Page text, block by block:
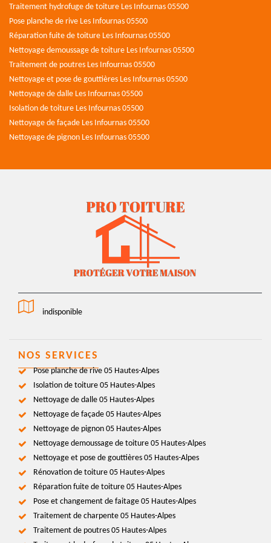
Traitement hydrofuge de toiture Les Infournas 05500
Pose planche de rive Les Infournas 05500
Réparation fuite de toiture Les Infournas 05500
Nettoyage demoussage de toiture Les Infournas 05500
Traitement de poutres Les Infournas 05500
Nettoyage et pose de gouttières Les Infournas 05500
Nettoyage de dalle Les Infournas 05500
Isolation de toiture Les Infournas 05500
Nettoyage de façade Les Infournas 05500
Nettoyage de pignon Les Infournas 05500
indisponible
NOS SERVICES
Pose planche de rive 05 Hautes-Alpes
Isolation de toiture 05 Hautes-Alpes
Nettoyage de dalle 05 Hautes-Alpes
Nettoyage de façade 05 Hautes-Alpes
Nettoyage de pignon 05 Hautes-Alpes
Nettoyage demoussage de toiture 05 Hautes-Alpes
Nettoyage et pose de gouttières 05 Hautes-Alpes
Rénovation de toiture 05 Hautes-Alpes
Réparation fuite de toiture 05 Hautes-Alpes
Pose et changement de faitage 05 Hautes-Alpes
Traitement de charpente 05 Hautes-Alpes
Traitement de poutres 05 Hautes-Alpes